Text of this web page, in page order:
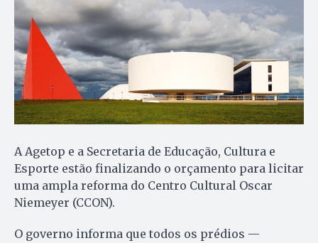
A Agetop e a Secretaria de Educação, Cultura e
Esporte estão finalizando o orçamento para licitar
uma ampla reforma do Centro Cultural Oscar
Niemeyer (CCON).
O governo informa que todos os prédios —